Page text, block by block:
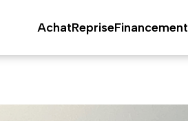
AchatRepriseFinancement